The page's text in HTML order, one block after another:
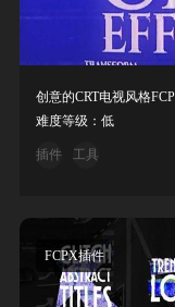
创意的CRT电视风格
难度等级：低
插件 工具
FCPX插件